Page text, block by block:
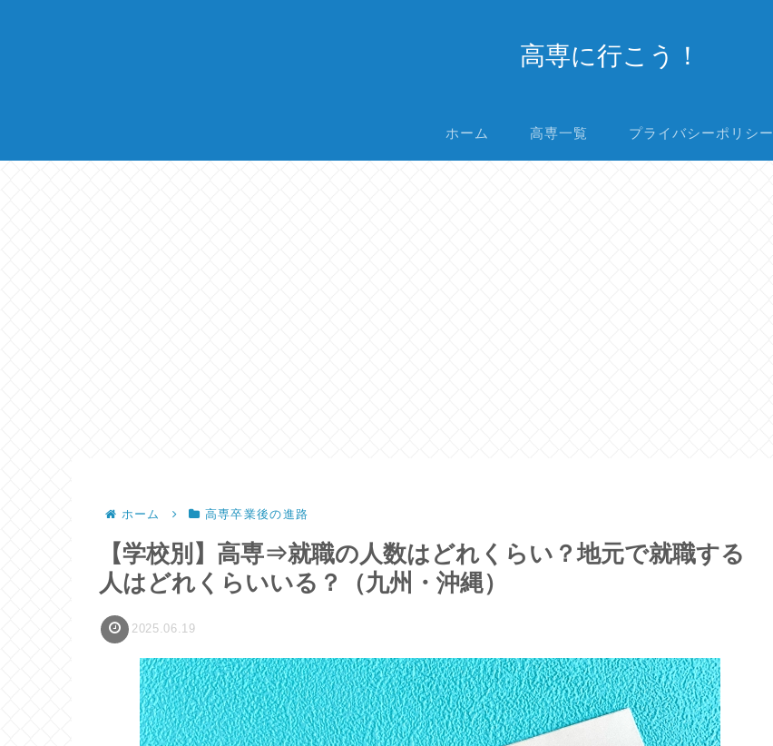
高専に行こう！
ホーム 高専一覧 プライバシーポリシー
ホーム 高専卒業後の進路
【学校別】高専⇒就職の人数はどれくらい？地元で就職する
人はどれくらいいる？（九州・沖縄）
2025.06.19